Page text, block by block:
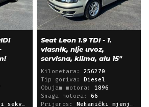
Seat Leon 1.9 TDI - 1.
vlasnik, nije uvoz,
servisna, klima, alu 15"
Kilometara: 256270
Tip goriva:
Diesel
Obujam motora: 1896
Snaga motora: 66
Prijenos:
Mehanički mjenjač